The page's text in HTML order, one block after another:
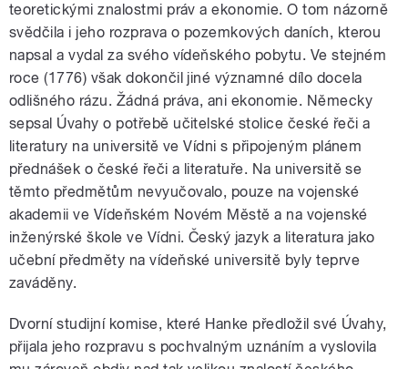
teoretickými znalostmi práv a ekonomie. O tom názorně
svědčila i jeho rozprava o pozemkových daních, kterou
napsal a vydal za svého vídeňského pobytu. Ve stejném
roce (1776) však dokončil jiné významné dílo docela
odlišného rázu. Žádná práva, ani ekonomie. Německy
sepsal Úvahy o potřebě učitelské stolice české řeči a
literatury na universitě ve Vídni s připojeným plánem
přednášek o české řeči a literatuře. Na universitě se
těmto předmětům nevyučovalo, pouze na vojenské
akademii ve Vídeňském Novém Městě a na vojenské
inženýrské škole ve Vídni. Český jazyk a literatura jako
učební předměty na vídeňské universitě byly teprve
zaváděny.
Dvorní studijní komise, které Hanke předložil své Úvahy,
přijala jeho rozpravu s pochvalným uznáním a vyslovila